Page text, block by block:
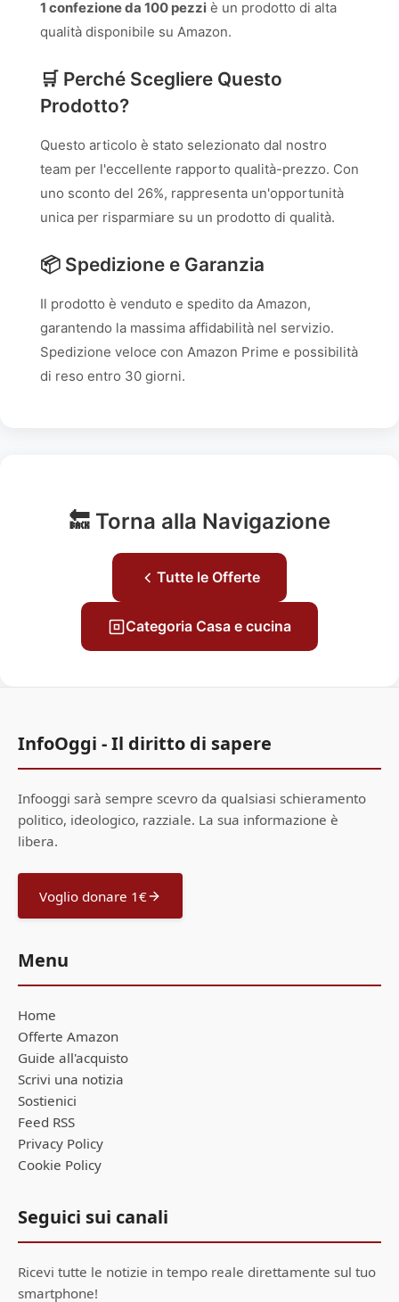
1 confezione da 100 pezzi è un prodotto di alta
qualità disponibile su Amazon.
🛒 Perché Scegliere Questo
Prodotto?
Questo articolo è stato selezionato dal nostro
team per l'eccellente rapporto qualità-prezzo. Con
uno sconto del 26%, rappresenta un'opportunità
unica per risparmiare su un prodotto di qualità.
📦 Spedizione e Garanzia
Il prodotto è venduto e spedito da Amazon,
garantendo la massima affidabilità nel servizio.
Spedizione veloce con Amazon Prime e possibilità
di reso entro 30 giorni.
🔙 Torna alla Navigazione
Tutte le Offerte
Categoria Casa e cucina
InfoOggi - Il diritto di sapere
Infooggi sarà sempre scevro da qualsiasi schieramento
politico, ideologico, razziale. La sua informazione è
libera.
Voglio donare 1€
Menu
Home
Offerte Amazon
Guide all'acquisto
Scrivi una notizia
Sostienici
Feed RSS
Privacy Policy
Cookie Policy
Seguici sui canali
Ricevi tutte le notizie in tempo reale direttamente sul tuo
smartphone!